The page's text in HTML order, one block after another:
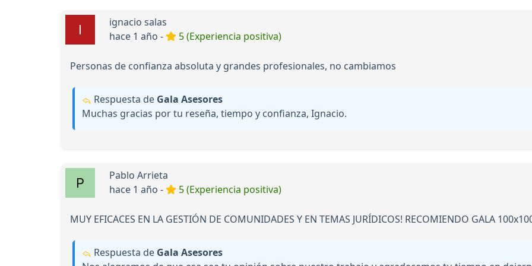
ignacio salas
hace 1 año -
5 (Experiencia positiva)
Personas de confianza absoluta y grandes profesionales, no cambiamos
Respuesta de Gala Asesores
Muchas gracias por tu reseña, tiempo y confianza, Ignacio.
Pablo Arrieta
hace 1 año -
5 (Experiencia positiva)
MUY EFICACES EN LA GESTIÓN DE COMUNIDADES Y EN TEMAS JURÍDICOS! RECOMIENDO GALA
Respuesta de Gala Asesores